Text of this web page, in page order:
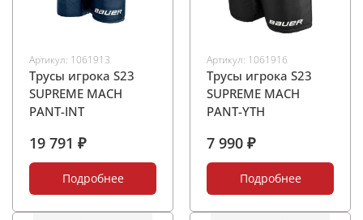
Артикул: 1061913
Трусы игрока S23
SUPREME MACH
PANT-INT
19 791 ₽
Подробнее
Артикул: 1061916
Трусы игрока S23
SUPREME MACH
PANT-YTH
7 990 ₽
Подробнее